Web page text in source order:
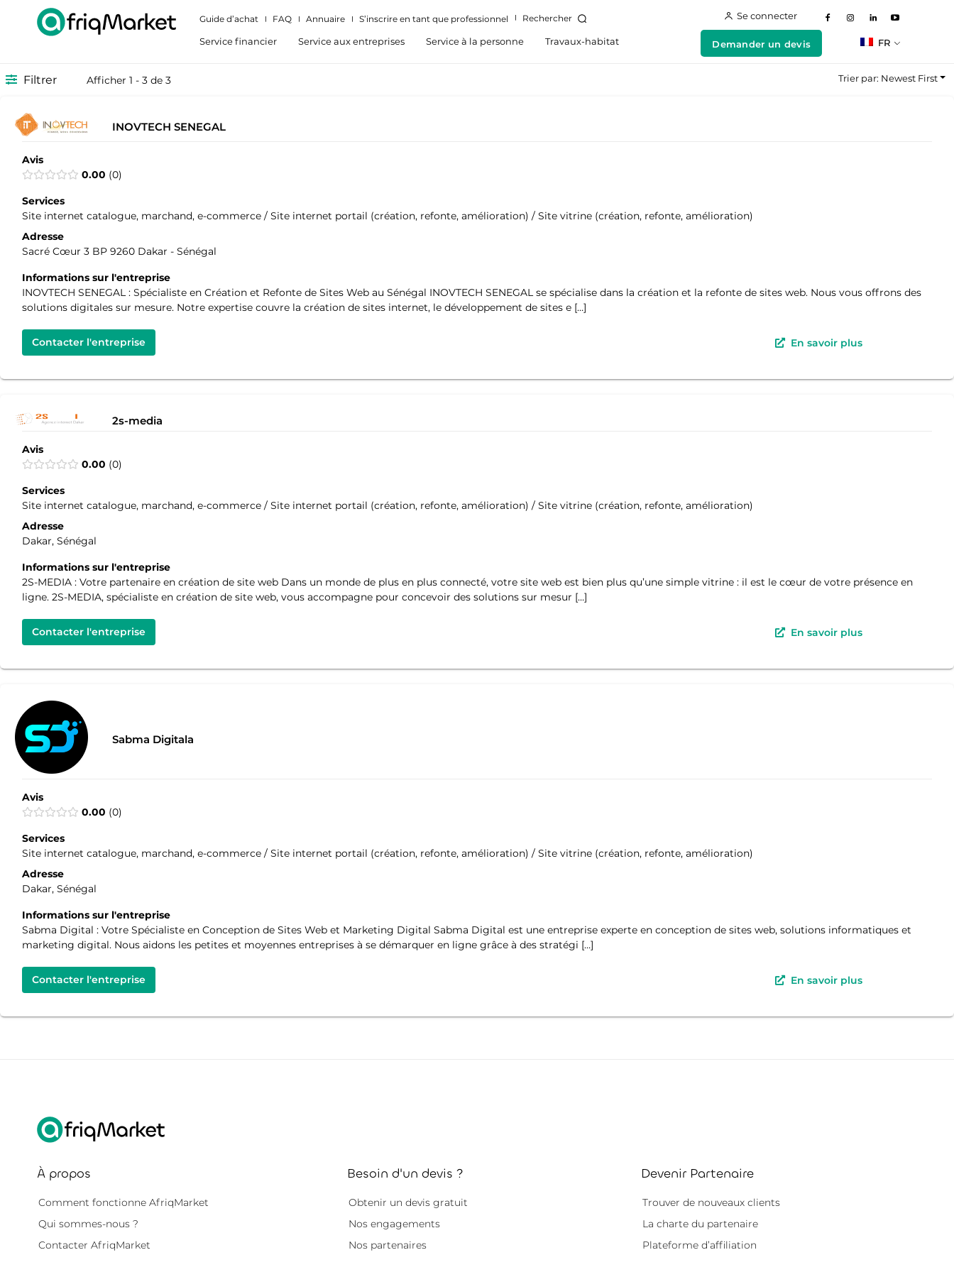
Guide d’achat FAQ Annuaire S’inscrire en tant que professionnel Rechercher Se connecter
Service financier Service aux entreprises Service à la personne Travaux-habitat Demander un devis FR
Filtrer Afficher 1 - 3 de 3 Trier par: Newest First
INOVTECH SENEGAL
Avis
0.00 0
Services
Site internet catalogue, marchand, e-commerce / Site internet portail (création, refonte, amélioration) / Site vitrine (création, refonte, amélioration)
Adresse
Sacré Cœur 3 BP 9260 Dakar - Sénégal
Informations sur l'entreprise
INOVTECH SENEGAL : Spécialiste en Création et Refonte de Sites Web au Sénégal INOVTECH SENEGAL se spécialise dans la création et la refonte de sites web. Nous vous offrons des
solutions digitales sur mesure. Notre expertise couvre la création de sites internet, le développement de sites e […]
Contacter l'entreprise En savoir plus
2s-media
Avis
0.00 0
Services
Site internet catalogue, marchand, e-commerce / Site internet portail (création, refonte, amélioration) / Site vitrine (création, refonte, amélioration)
Adresse
Dakar, Sénégal
Informations sur l'entreprise
2S-MEDIA : Votre partenaire en création de site web Dans un monde de plus en plus connecté, votre site web est bien plus qu’une simple vitrine : il est le cœur de votre présence en
ligne. 2S-MEDIA, spécialiste en création de site web, vous accompagne pour concevoir des solutions sur mesur […]
Contacter l'entreprise En savoir plus
Sabma Digitala
Avis
0.00 0
Services
Site internet catalogue, marchand, e-commerce / Site internet portail (création, refonte, amélioration) / Site vitrine (création, refonte, amélioration)
Adresse
Dakar, Sénégal
Informations sur l'entreprise
Sabma Digital : Votre Spécialiste en Conception de Sites Web et Marketing Digital Sabma Digital est une entreprise experte en conception de sites web, solutions informatiques et
marketing digital. Nous aidons les petites et moyennes entreprises à se démarquer en ligne grâce à des stratégi […]
Contacter l'entreprise En savoir plus
À propos
Comment fonctionne AfriqMarket
Qui sommes-nous ?
Contacter AfriqMarket
Besoin d'un devis ?
Obtenir un devis gratuit
Nos engagements
Nos partenaires
Devenir Partenaire
Trouver de nouveaux clients
La charte du partenaire
Plateforme d’affiliation